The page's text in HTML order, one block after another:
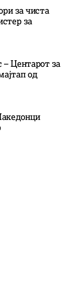
за чиста
за
– Центарот за
од